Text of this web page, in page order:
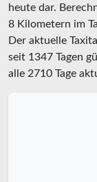
heute dar.
8 Kilometern im
Der aktuelle
seit 1347 Tagen
alle 2710 Tage